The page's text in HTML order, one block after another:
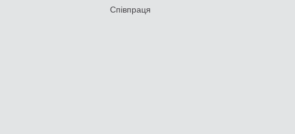
Співпраця